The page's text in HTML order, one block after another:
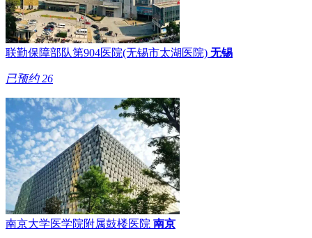
联勤保障部队第904医院(无锡市太湖医院) 无锡
已预约 26
南京大学医学院附属鼓楼医院 南京